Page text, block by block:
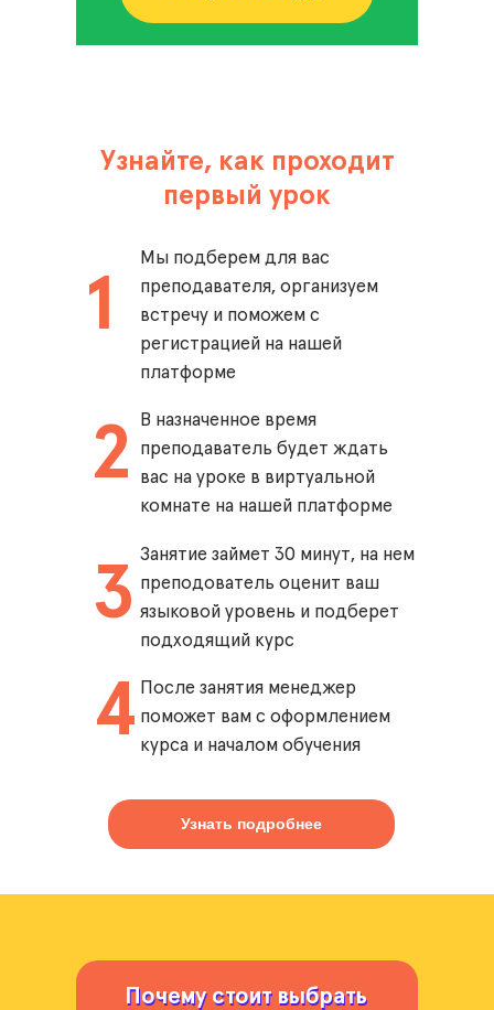
Узнайте, как проходит
первый урок
1
Мы подберем для вас
преподавателя, организуем
встречу и поможем с
регистрацией на нашей
платформе
2
В назначенное время
преподаватель будет ждать
вас на уроке в виртуальной
комнате на нашей платформе
3
Занятие займет 30 минут, на нем
преподователь оценит ваш
языковой уровень и подберет
подходящий курс
4 После занятия менеджер
поможет вам с оформлением
курса и началом обучения
Узнать подробнее
Почему стоит выбрать
Почему стоит выбрать